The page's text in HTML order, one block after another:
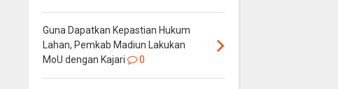
Guna Dapatkan Kepastian Hukum
Lahan, Pemkab Madiun Lakukan
MoU dengan Kajari
0